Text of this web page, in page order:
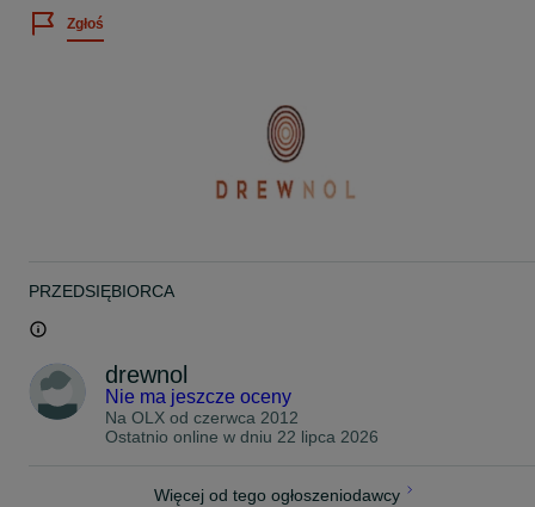
- kompletny produkt (bez podłogi)
- dach pokryty gontem bitumicznym
- słupy nośne 12 cm x 12 cm
- montaż płatny dodatkowo
Bądźmy w kontakcie!
TEL: 79*****78
TEL: 78*****60
Zgłoś
PRZEDSIĘBIORCA
drewnol
Nie ma jeszcze oceny
Na OLX od czerwca 2012
Ostatnio online w dniu 22 lipca 2026
Więcej od tego ogłoszeniodawcy